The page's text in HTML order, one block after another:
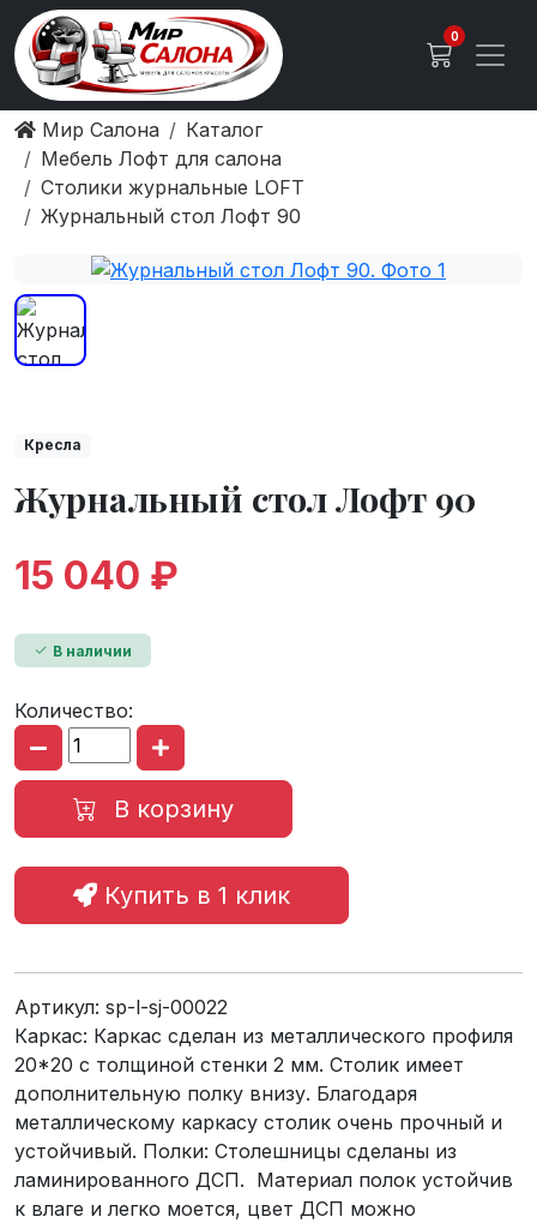
0
Мир Салона
Каталог
Мебель Лофт для салона
Столики журнальные LOFT
Журнальный стол Лофт 90
Кресла
Журнальный стол Лофт 90
15 040 ₽
В наличии
Количество:
В корзину
Купить в 1 клик
Артикул: sp-l-sj-00022
Каркас: Каркас сделан из металлического профиля
20*20 с толщиной стенки 2 мм. Столик имеет
дополнительную полку внизу. Благодаря
металлическому каркасу столик очень прочный и
устойчивый. Полки: Столешницы сделаны из
ламинированного ДСП. Материал полок устойчив
к влаге и легко моется, цвет ДСП можно